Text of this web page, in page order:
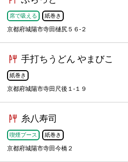
席で吸える 紙巻き
京都府城陽市寺田樋尻５６-２
手打ちうどん やまびこ
紙巻き
京都府城陽市寺田尺後１-１９
糸八寿司
喫煙ブース 紙巻き
京都府城陽市寺田今橋２